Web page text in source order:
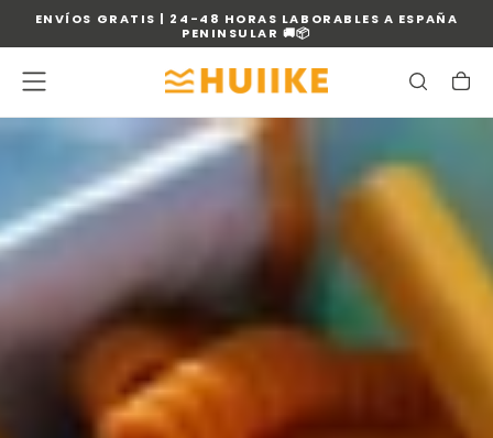
SALTAR
ENVÍOS GRATIS | 24-48 HORAS LABORABLES A ESPAÑA
PENINSULAR 🚚📦